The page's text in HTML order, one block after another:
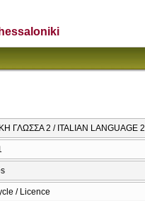
ΓΛΩΣΣΑ 2 / ITALIAN LANGUAGE 2
/ Licence